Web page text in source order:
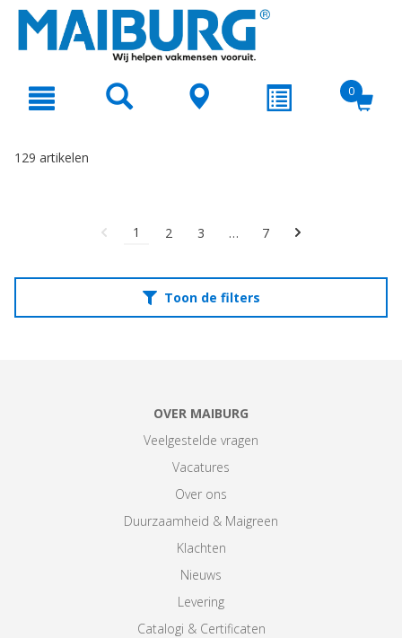
text.skipToNavigation
0
129 artikelen
1 2 3 … 7
Toon de filters
OVER MAIBURG
Veelgestelde vragen
Vacatures
Over ons
Duurzaamheid & Maigreen
Klachten
Nieuws
Levering
Catalogi & Certificaten